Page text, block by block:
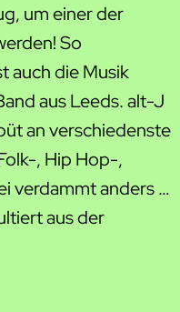
um einer der
So
auch die Musik
aus Leeds. alt-J
an verschiedenste
, Hip Hop-,
verdammt anders …
aus der